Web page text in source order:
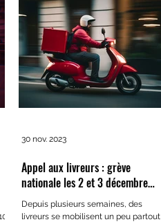
Appel aux livreurs : grève
nationale les 2 et 3 décembre
2023
Depuis plusieurs semaines, des
livreurs se mobilisent un peu partout
30 nov. 2023